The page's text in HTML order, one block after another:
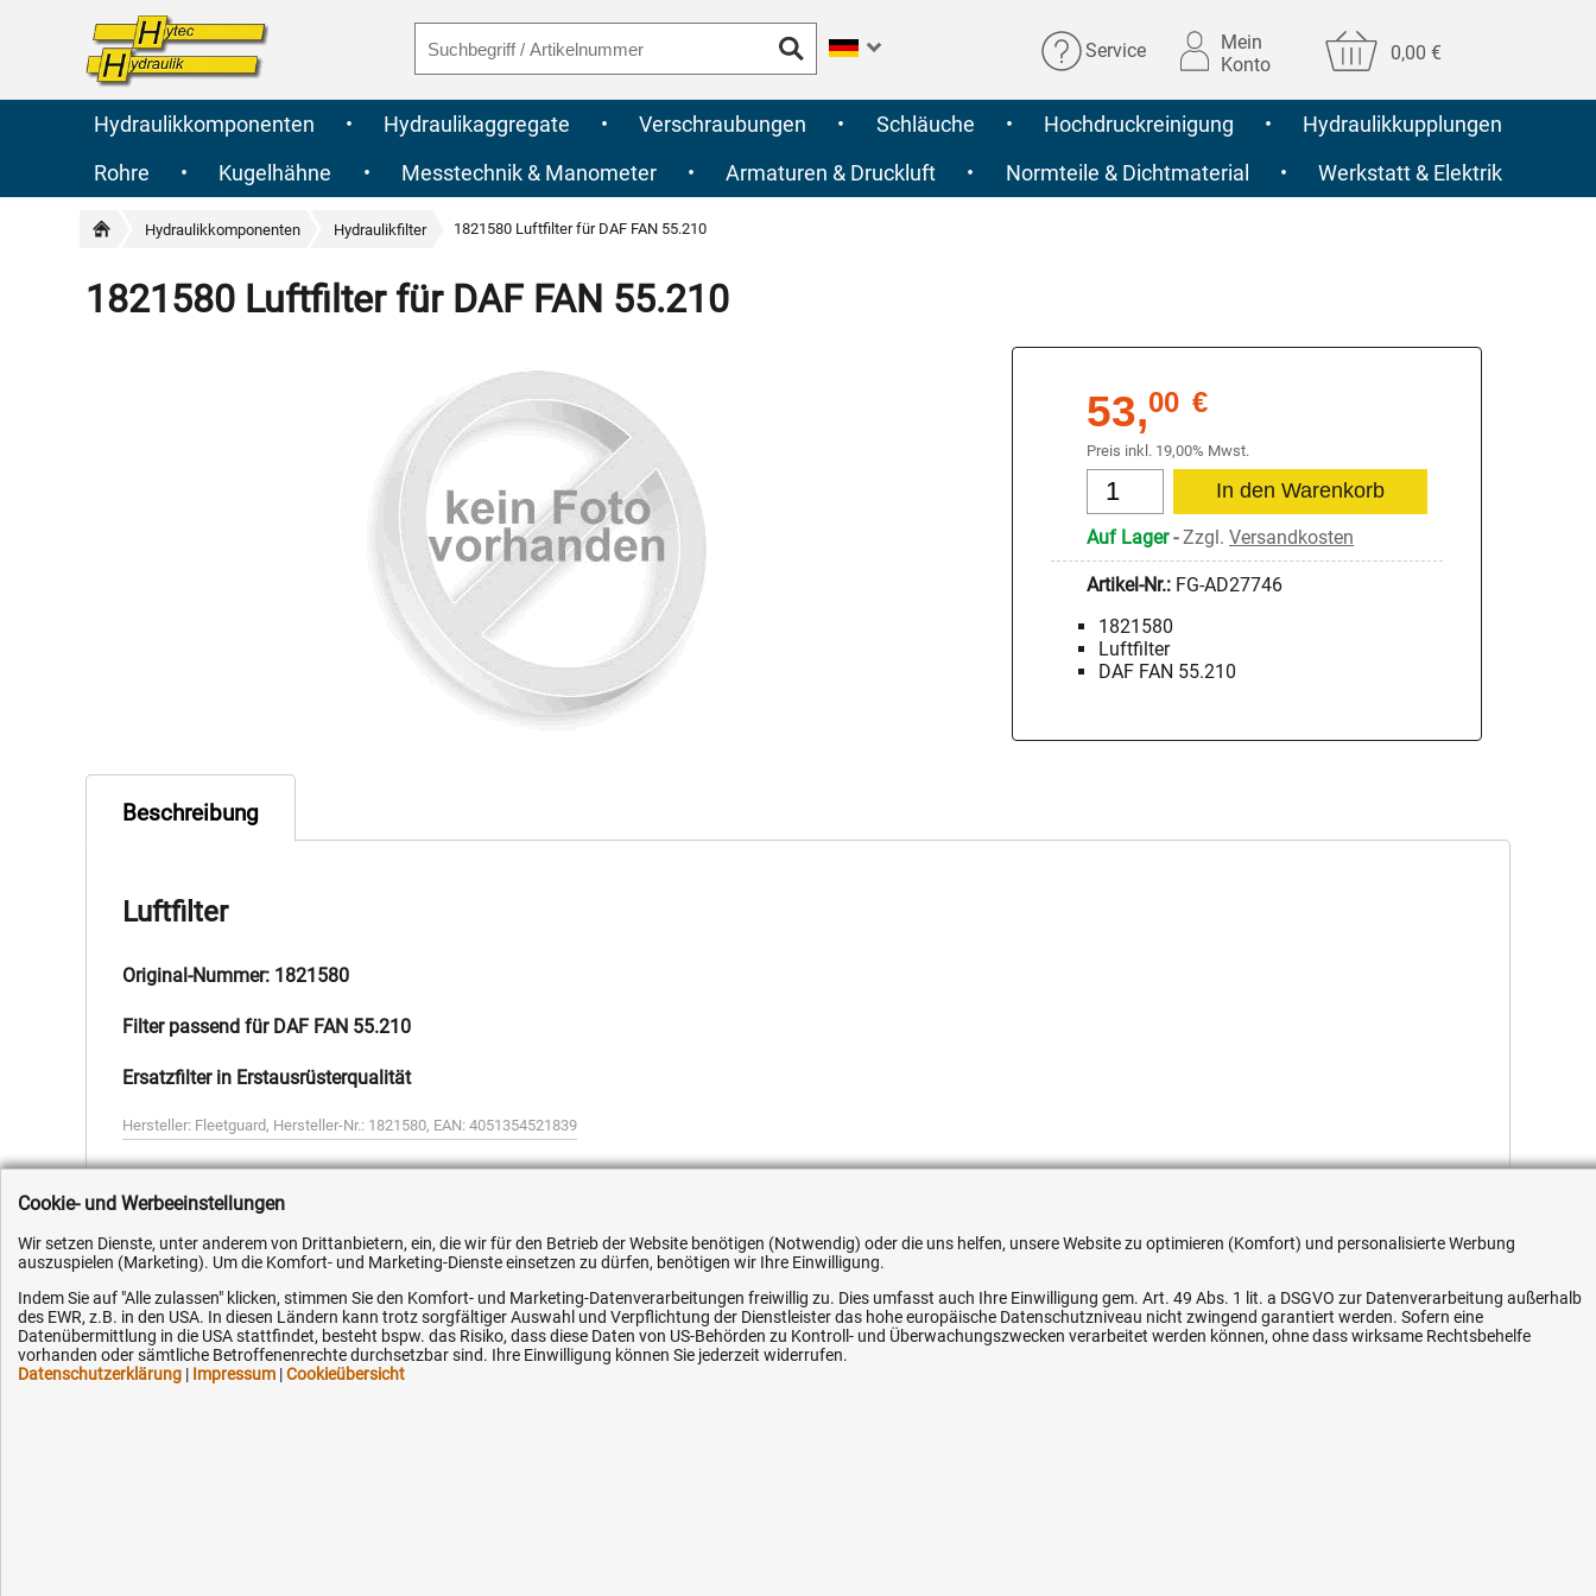
Service
Mein
Konto
0,00 €
Hydraulikkomponenten • Hydraulikaggregate • Verschraubungen • Schläuche • Hochdruckreinigung •
Hydraulikkupplungen
Rohre
• Kugelhähne • Messtechnik & Manometer • Armaturen & Druckluft • Normteile & Dichtmaterial • Werkstatt & Elektrik
Hydraulikkomponenten Hydraulikfilter 1821580 Luftfilter für DAF FAN 55.210
1821580 Luftfilter für DAF FAN 55.210
53,00 €
Preis inkl. 19,00% Mwst.
Auf Lager-Zzgl. Versandkosten
Artikel-Nr.: FG-AD27746
1821580
Luftfilter
DAF FAN 55.210
Beschreibung
Luftfilter
Original-Nummer: 1821580
Filter passend für DAF FAN 55.210
Ersatzfilter in Erstausrüsterqualität
Hersteller: Fleetguard , Hersteller-Nr.: 1821580, EAN: 4051354521839
Kundenhotline (Festnetz):
+49 (0) 5351 - 523 520
Mo.-Fr. 07:30 - 16:00 Uhr
Hilfe & Service
Versandkosten
Zahlungsarten
Ihre Hytec-Hydraulik Vorteile
Schneller Versand, meist am selben Tag
Versandkostenfrei ab 150 EUR (innerhalb DE)
Flexible Zahlung
Cookie- und Werbeeinstellungen
Wir setzen Dienste, unter anderem von Drittanbietern, ein, die wir für den Betrieb der Website benötigen (Notwendig) oder die uns helfen, unsere Website zu optimieren (Komfort) und personalisierte Werbung
auszuspielen (Marketing). Um die Komfort- und Marketing-Dienste einsetzen zu dürfen, benötigen wir Ihre Einwilligung.
Indem Sie auf "Alle zulassen" klicken, stimmen Sie den Komfort- und Marketing-Datenverarbeitungen freiwillig zu. Dies umfasst auch Ihre Einwilligung gem. Art. 49 Abs. 1 lit. a DSGVO zur Datenverarbeitung außerhalb
des EWR, z.B. in den USA. In diesen Ländern kann trotz sorgfältiger Auswahl und Verpflichtung der Dienstleister das hohe europäische Datenschutzniveau nicht zwingend garantiert werden. Sofern eine
Datenübermittlung in die USA stattfindet, besteht bspw. das Risiko, dass diese Daten von US-Behörden zu Kontroll- und Überwachungszwecken verarbeitet werden können, ohne dass wirksame Rechtsbehelfe
vorhanden oder sämtliche Betroffenenrechte durchsetzbar sind. Ihre Einwilligung können Sie jederzeit widerrufen.
Datenschutzerklärung | Impressum |Cookieübersicht